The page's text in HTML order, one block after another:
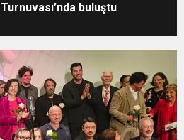
Turnuvası’nda buluştu